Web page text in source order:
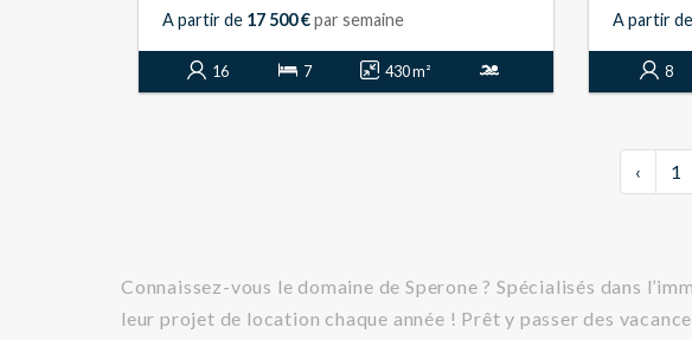
A partir de 17 500 €par semaine
16 7 430 m²
A partir de
8
‹ 1
Connaissez-vous le domaine de Sperone ? Spécialisés dans
leur projet de location chaque année ! Prêt y passer des